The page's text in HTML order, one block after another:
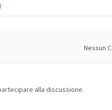
Nessun
alla discussione.